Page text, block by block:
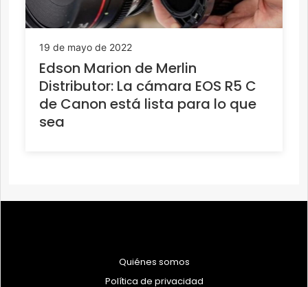
19 de mayo de 2022
Edson Marion de Merlin
Distributor: La cámara EOS R5 C
de Canon está lista para lo que
sea
Quiénes somos
Política de privacidad